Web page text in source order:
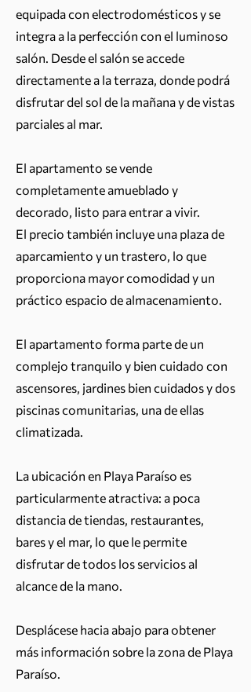
equipada con electrodomésticos y se
integra a la perfección con el luminoso
salón. Desde el salón se accede
directamente a la terraza, donde podrá
disfrutar del sol de la mañana y de vistas
parciales al mar.
El apartamento se vende
completamente amueblado y
decorado, listo para entrar a vivir.
El precio también incluye una plaza de
aparcamiento y un trastero, lo que
proporciona mayor comodidad y un
práctico espacio de almacenamiento.
El apartamento forma parte de un
complejo tranquilo y bien cuidado con
ascensores, jardines bien cuidados y dos
piscinas comunitarias, una de ellas
climatizada.
La ubicación en Playa Paraíso es
particularmente atractiva: a poca
distancia de tiendas, restaurantes,
bares y el mar, lo que le permite
disfrutar de todos los servicios al
alcance de la mano.
Desplácese hacia abajo para obtener
más información sobre la zona de Playa
Paraíso.